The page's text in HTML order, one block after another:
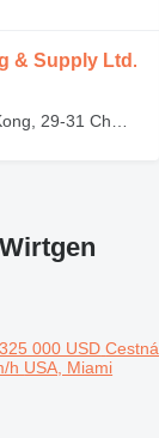
& Supply Ltd.
325 000 USD Cestná
h USA, Miami